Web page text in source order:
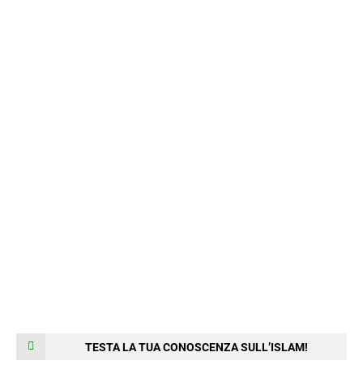
TESTA LA TUA CONOSCENZA SULL’ISLAM!